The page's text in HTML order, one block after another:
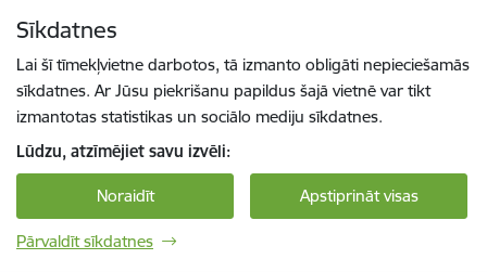
Sīkdatnes
Lai šī tīmekļvietne darbotos, tā izmanto obligāti nepieciešamās
sīkdatnes. Ar Jūsu piekrišanu papildus šajā vietnē var tikt
izmantotas statistikas un sociālo mediju sīkdatnes.
Lūdzu, atzīmējiet savu izvēli:
Noraidīt Apstiprināt visas
Pārvaldīt sīkdatnes